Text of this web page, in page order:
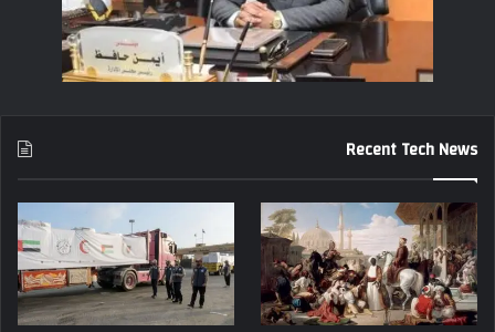
Recent Tech News